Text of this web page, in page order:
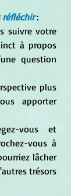
réfléchir :
suivre votre
à propos
question
plus
apporter
vous et
vous à
lâcher
trésors